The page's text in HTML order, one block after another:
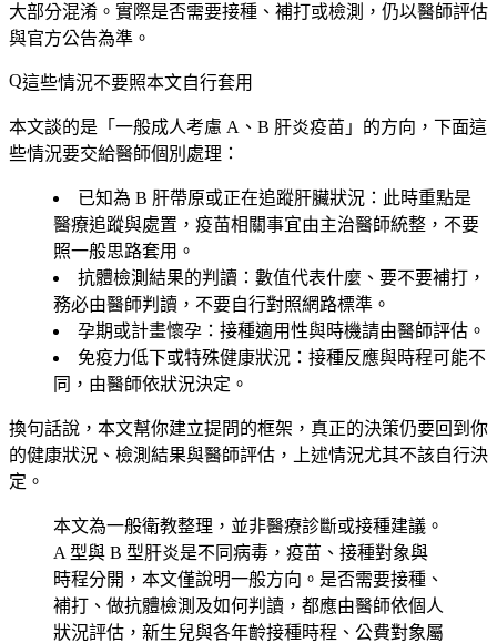
大部分混淆。實際是否需要接種、補打或檢測，仍以醫師評估
與官方公告為準。
這些情況不要照本文自行套用
本文談的是「一般成人考慮 A、B 肝炎疫苗」的方向，下面這
些情況要交給醫師個別處理：
已知為 B 肝帶原或正在追蹤肝臟狀況 ：此時重點是
醫療追蹤與處置，疫苗相關事宜由主治醫師統整，不要
照一般思路套用。
抗體檢測結果的判讀 ：數值代表什麼、要不要補打，
務必由醫師判讀，不要自行對照網路標準。
孕期或計畫懷孕 ：接種適用性與時機請由醫師評估。
免疫力低下或特殊健康狀況 ：接種反應與時程可能不
同，由醫師依狀況決定。
換句話說，本文幫你建立提問的框架，真正的決策仍要回到你
的健康狀況、檢測結果與醫師評估，上述情況尤其不該自行決
定。
本文為一般衛教整理，並非醫療診斷或接種建議。
A 型與 B 型肝炎是不同病毒，疫苗、接種對象與
時程分開，本文僅說明一般方向。是否需要接種、
補打、做抗體檢測及如何判讀，都應由醫師依個人
狀況評估，新生兒與各年齡接種時程、公費對象屬